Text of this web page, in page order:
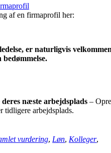
af en firmaprofil her:
er naturligvis
næste arbejdsplads –
tidligere arbejdsplads.
vurdering, Løn, Kolleger,